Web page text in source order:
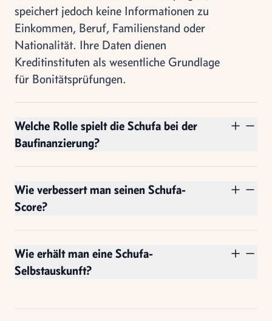
speichert jedoch keine Informationen zu
Einkommen, Beruf, Familienstand oder
Nationalität. Ihre Daten dienen
Kreditinstituten als wesentliche Grundlage
für Bonitätsprüfungen.
Welche Rolle spielt die Schufa bei der
Baufinanzierung?
Wie verbessert man seinen Schufa-
Score?
Wie erhält man eine Schufa-
Selbstauskunft?